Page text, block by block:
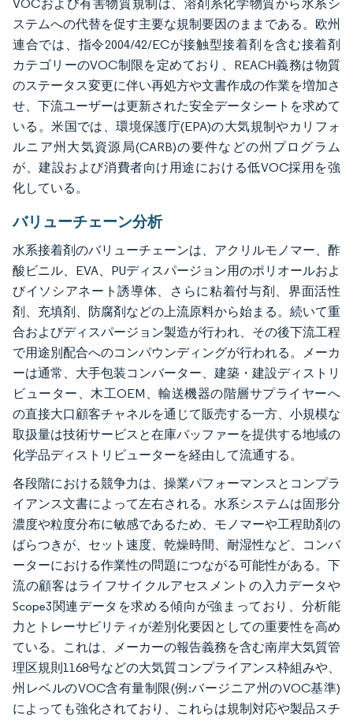
VOCおよび有害物質規制は、溶剤系化学物質から水系シ
ステムへの代替を促す主要な規制要因のままである。欧州
連合では、指令2004/42/ECが接触型接着剤を含む接着剤
カテゴリーのVOC制限を定めており、REACH義務は物質
のステータス変更に伴い再処方や文書作成の作業を増加さ
せ、下流ユーザーは更新された安全データシートを求めて
いる。米国では、環境保護庁(EPA)の大気規制やカリフォ
ルニア州大気資源局(CARB)の要件などの州プログラム
が、建設および消費者向け用途における低VOC採用を強
化している。
バリューチェーン分析
水系接着剤のバリューチェーンは、アクリルモノマー、酢
酸ビニル、EVA、PUディスパージョン用のポリオールおよ
びイソシアネート誘導体、さらに粘着付与剤、界面活性
剤、充填剤、防腐剤などの上流原料から始まる。続いて重
合およびディスパージョン製造が行われ、その後下流工程
で用途別配合へのコンパウンディングが行われる。メーカ
ーは通常、大手包装コンバーター、建築・建設ディストリ
ビューター、木工OEM、輸送機器の階層サプライヤーへ
の直接大口顧客チャネルを通じて販売する一方、小規模な
取扱量は技術サービスと在庫バッファーを提供する地域の
化学品ディストリビューターを経由して流通する。
各段階における競争力は、操業パフォーマンスとコンプラ
イアンス文書によって左右される。水系システムは固形分
濃度や粒度分布に敏感であるため、モノマーや工程助剤の
ばらつきが、セット速度、乾燥時間、耐湿性など、コンバ
ーターにおける作業性の問題につながる可能性がある。下
流の顧客はライフサイクルアセスメントの入力データや
Scope3関連データを求める傾向が強まっており、分析能
力とトレーサビリティが差別化要因としての重要性を高め
ている。これは、メーカーの報告義務を含む南岸大気質管
理区規則1168号などの大気質コンプライアンス枠組みや、
州レベルのVOC含有量制限(例:バージニア州のVOC基準)
によっても強化されており、これらは規制対応や製品スチ